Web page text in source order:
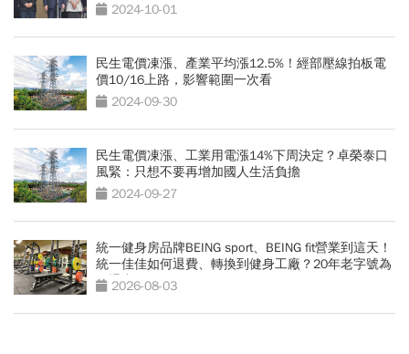
2024-10-01
民生電價凍漲、產業平均漲12.5%！經部壓線拍板電
價10/16上路，影響範圍一次看
2024-09-30
民生電價凍漲、工業用電漲14%下周決定？卓榮泰口
風緊：只想不要再增加國人生活負擔
2024-09-27
統一健身房品牌BEING sport、BEING fit營業到這天！
統一佳佳如何退費、轉換到健身工廠？20年老字號為
何退出
2026-08-03